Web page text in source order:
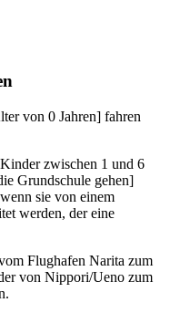
von 0 Jahren] fahren
zwischen 1 und 6
Grundschule gehen]
sie von einem
werden, der eine
Flughafen Narita zum
von Nippori/Ueno zum